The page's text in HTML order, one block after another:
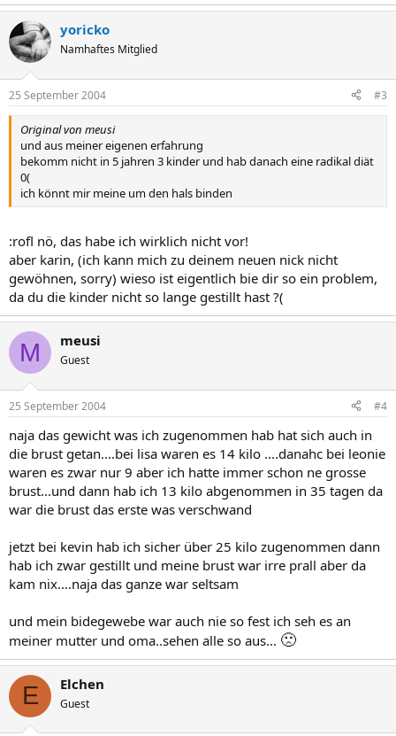
yoricko
Namhaftes Mitglied
25 September 2004 #3
Original von meusi
und aus meiner eigenen erfahrung
bekomm nicht in 5 jahren 3 kinder und hab danach eine radikal diät
0(
ich könnt mir meine um den hals binden
:rofl nö, das habe ich wirklich nicht vor!
aber karin, (ich kann mich zu deinem neuen nick nicht
gewöhnen, sorry) wieso ist eigentlich bie dir so ein problem,
da du die kinder nicht so lange gestillt hast ?(
M meusi
Guest
25 September 2004 #4
naja das gewicht was ich zugenommen hab hat sich auch in
die brust getan....bei lisa waren es 14 kilo ....danahc bei leonie
waren es zwar nur 9 aber ich hatte immer schon ne grosse
brust...und dann hab ich 13 kilo abgenommen in 35 tagen da
war die brust das erste was verschwand
jetzt bei kevin hab ich sicher über 25 kilo zugenommen dann
hab ich zwar gestillt und meine brust war irre prall aber da
kam nix....naja das ganze war seltsam
und mein bidegewebe war auch nie so fest ich seh es an
meiner mutter und oma..sehen alle so aus... 🙁
E Elchen
Guest